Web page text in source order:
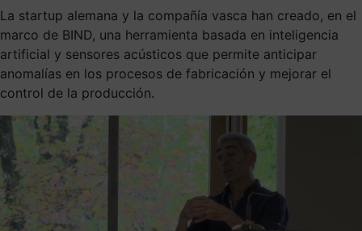
La startup alemana y la compañía vasca han creado, en el
marco de BIND, una herramienta basada en inteligencia
artificial y sensores acústicos que permite anticipar
anomalías en los procesos de fabricación y mejorar el
control de la producción.